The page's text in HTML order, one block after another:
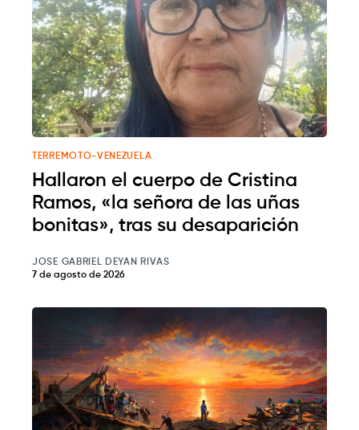
TERREMOTO-VENEZUELA
Hallaron el cuerpo de Cristina
Ramos, «la señora de las uñas
bonitas», tras su desaparición
JOSE GABRIEL DEYAN RIVAS
7 de agosto de 2026